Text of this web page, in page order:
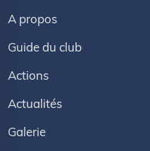
A propos
Guide du club
Actions
Actualités
Galerie